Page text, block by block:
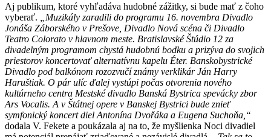
Aj publikum, ktoré vyhľadáva hudobné zážitky, si bude mať z čoho
vyberať.
„Muzikály zaradili do programu 16. novembra Divadlo
Jonáša Záborského v Prešove, Divadlo Nová scéna či Divadlo
Teatro Colorato v hlavnom meste. Bratislavské Štúdio 12 za
divadelným programom chystá hudobnú bodku a prizýva do svojich
priestorov koncertovať alternatívnu kapelu Éter. Banskobystrické
Divadlo pod balkónom rozozvučí známy verklikár Ján Harry
Haruštiak. O pár ulíc ďalej vystúpi počas otvorenia nového
kultúrneho centra Mestské divadlo Banská Bystrica spevácky zbor
Ars Vocalis. A v Štátnej opere v Banskej Bystrici bude znieť
symfonický koncert diel Antonína Dvořáka a Eugena Suchoňa,“
dodala V. Fekete a poukázala aj na to, že myšlienka Noci divadiel